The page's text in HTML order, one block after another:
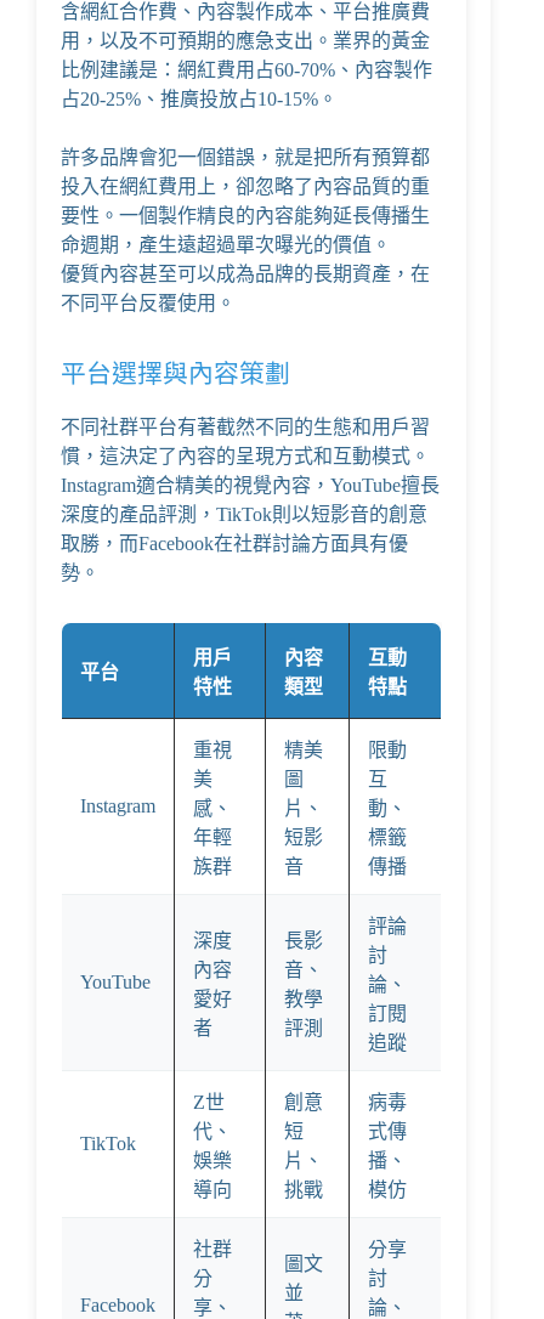
含網紅合作費、內容製作成本、平台推廣費
用，以及不可預期的應急支出。業界的黃金
比例建議是：網紅費用占60-70%、內容製作
占20-25%、推廣投放占10-15%。
許多品牌會犯一個錯誤，就是把所有預算都
投入在網紅費用上，卻忽略了內容品質的重
要性。一個製作精良的內容能夠延長傳播生
命週期，產生遠超過單次曝光的價值。
優質內容甚至可以成為品牌的長期資產，在
不同平台反覆使用。
平台選擇與內容策劃
不同社群平台有著截然不同的生態和用戶習
慣，這決定了內容的呈現方式和互動模式。
Instagram適合精美的視覺內容，YouTube擅長
深度的產品評測，TikTok則以短影音的創意
取勝，而Facebook在社群討論方面具有優
勢。
平台
用戶
特性
內容
類型
互動
特點
Instagram
重視
美
感、
年輕
族群
精美
圖
片、
短影
音
限動
互
動、
標籤
傳播
YouTube
深度
內容
愛好
者
長影
音、
教學
評測
評論
討
論、
訂閱
追蹤
TikTok
Z世
代、
娛樂
導向
創意
短
片、
挑戰
病毒
式傳
播、
模仿
Facebook
社群
分
享、
圖文
並
分享
討
論、